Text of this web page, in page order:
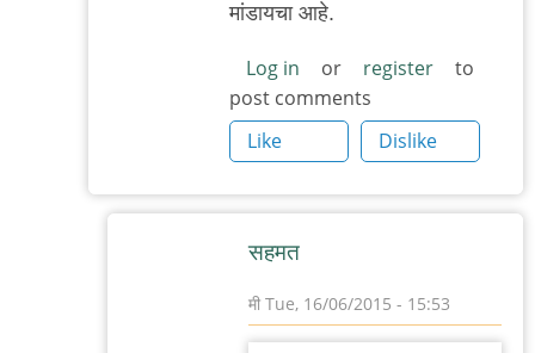
मांडायचा आहे.
Log in or register
to
post comments
Like
Dislike
सहमत
मी Tue, 16/06/2015 - 15:53
In